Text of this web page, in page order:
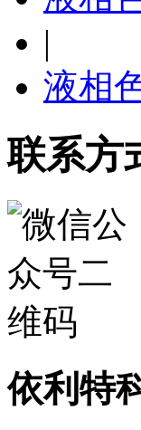
|
液相
联系方
依利特